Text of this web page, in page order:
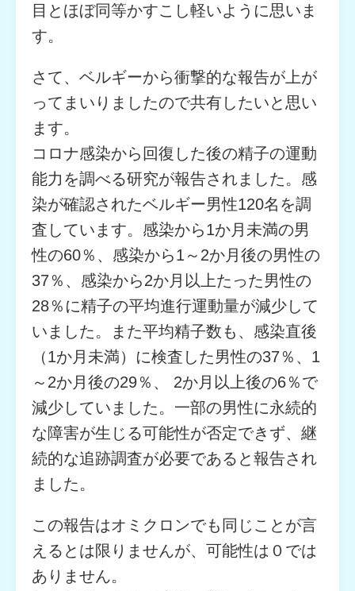
目とほぼ同等かすこし軽いように思いま
す。
さて、ベルギーから衝撃的な報告が上が
ってまいりましたので共有したいと思い
ます。
コロナ感染から回復した後の精子の運動
能力を調べる研究が報告されました。感
染が確認されたベルギー男性120名を調
査しています。感染から1か月未満の男
性の60％、感染から1～2か月後の男性の
37％、感染から2か月以上たった男性の
28％に精子の平均進行運動量が減少して
いました。また平均精子数も、感染直後
（1か月未満）に検査した男性の37％、1
～2か月後の29％、 2か月以上後の6％で
減少していました。一部の男性に永続的
な障害が生じる可能性が否定できず、継
続的な追跡調査が必要であると報告され
ました。
この報告はオミクロンでも同じことが言
えるとは限りませんが、可能性は０では
ありません。